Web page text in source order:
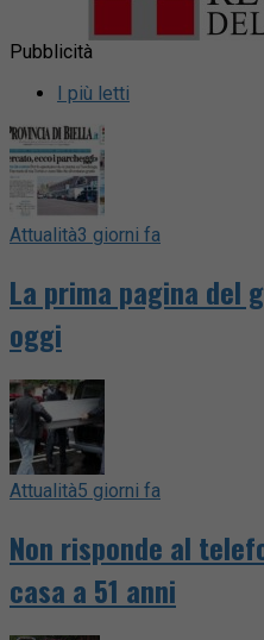
Pubblicità
I più letti
Attualità3 giorni fa
La prima pagina del
oggi
Attualità5 giorni fa
Non risponde al
casa a 51 anni